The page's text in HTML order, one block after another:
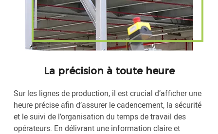
La précision à toute heure
Sur les lignes de production, il est crucial d’afficher une
heure précise afin d’assurer le cadencement, la sécurité
et le suivi de l’organisation du temps de travail des
opérateurs. En délivrant une information claire et